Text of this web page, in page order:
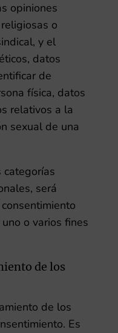
opiniones
o
y el
datos
de
física, datos
relativos a la
sexual de una
será
o varios fines
de los
de los
Es